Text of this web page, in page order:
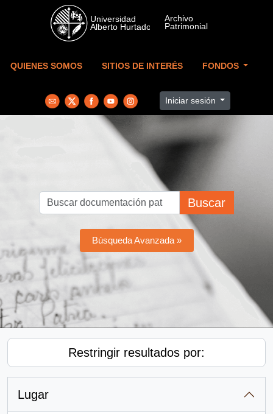
Skip to main content
QUIENES SOMOS SITIOS DE INTERÉS FONDOS
Iniciar sesión
Buscar
Búsqueda Avanzada »
Restringir resultados por:
Lugar